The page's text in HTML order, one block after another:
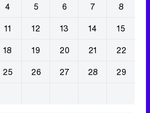
4 5 6 7
8
11 12 13 14
15
18 19 20 21
22
25 26 27 28
29